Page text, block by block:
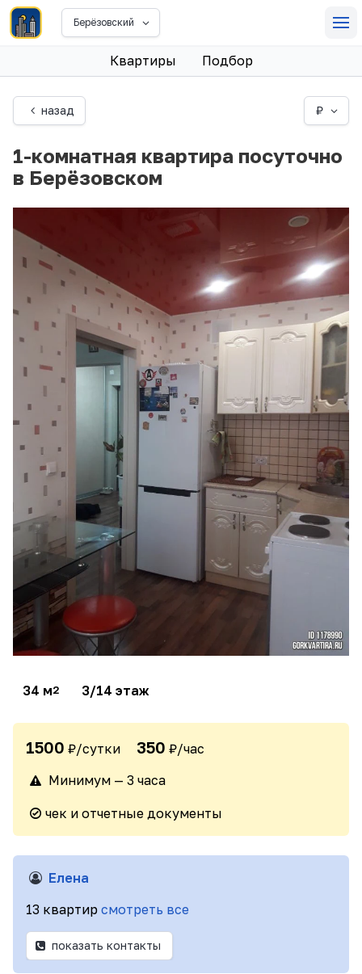
Берёзовский
Квартиры Подбор
назад ₽
1-комнатная квартира посуточно
в Берёзовском
34 м2 3/14 этаж
1500 ₽/сутки 350 ₽/час
Минимум — 3 часа
чек и отчетные документы
Елена
13 квартир смотреть все
показать контакты